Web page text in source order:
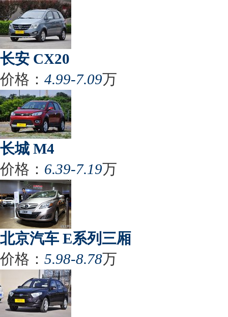
长安 CX20
价格： 4.99-7.09万
长城 M4
价格： 6.39-7.19万
北京汽车 E系列三厢
价格： 5.98-8.78万